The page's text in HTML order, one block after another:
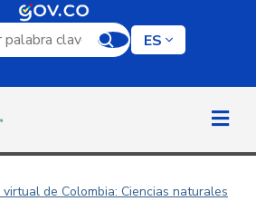
por palabra clave
ES
de Colombia: Ciencias naturales